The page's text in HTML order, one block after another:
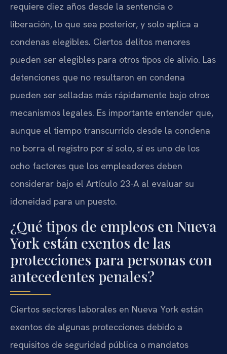
requiere diez años desde la sentencia o
liberación, lo que sea posterior, y solo aplica a
condenas elegibles. Ciertos delitos menores
pueden ser elegibles para otros tipos de alivio. Las
detenciones que no resultaron en condena
pueden ser selladas más rápidamente bajo otros
mecanismos legales. Es importante entender que,
aunque el tiempo transcurrido desde la condena
no borra el registro por sí solo, sí es uno de los
ocho factores que los empleadores deben
considerar bajo el Artículo 23-A al evaluar su
idoneidad para un puesto.
¿Qué tipos de empleos en Nueva
York están exentos de las
protecciones para personas con
antecedentes penales?
Ciertos sectores laborales en Nueva York están
exentos de algunas protecciones debido a
requisitos de seguridad pública o mandatos